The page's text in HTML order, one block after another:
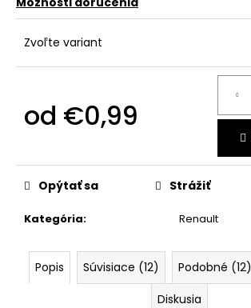
Zvoľte variant
od €0,99
Kategória: Renault
Opýtať sa Strážiť
Popis Súvisiace (12) Podobné (12)
Diskusia
m
e